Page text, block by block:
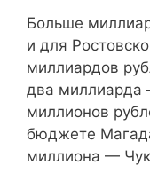
Больше
и для
миллиардов
два миллиарда
миллионов
бюджете
миллиона —